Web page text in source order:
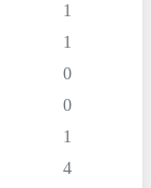
1
1
0
0
1
4